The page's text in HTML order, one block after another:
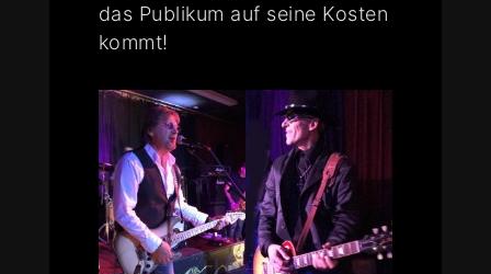
das Publikum auf seine Kosten
kommt!